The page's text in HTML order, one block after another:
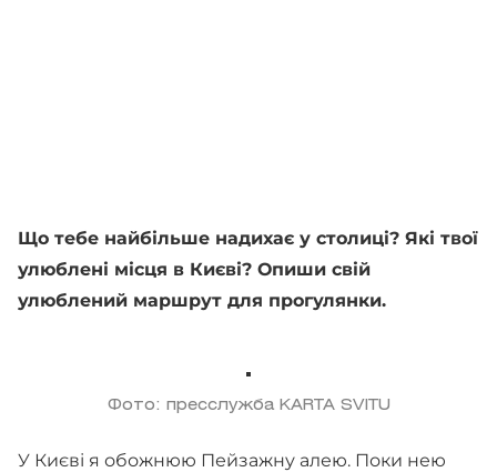
Що тебе найбільше надихає у столиці? Які твої
улюблені місця в Києві? Опиши свій
улюблений маршрут для прогулянки.
Фото: пресслужба KARTA SVITU
У Києві я обожнюю Пейзажну алею. Поки нею